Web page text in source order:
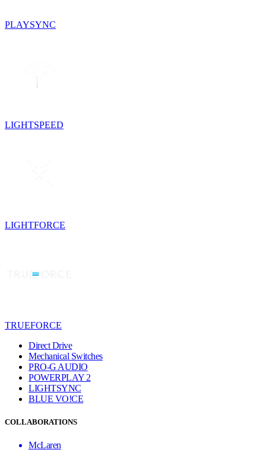
PLAYSYNC
LIGHTSPEED
LIGHTFORCE
TRUEFORCE
Direct Drive
Mechanical Switches
PRO-G AUDIO
POWERPLAY 2
LIGHTSYNC
BLUE VO!CE
COLLABORATIONS
McLaren